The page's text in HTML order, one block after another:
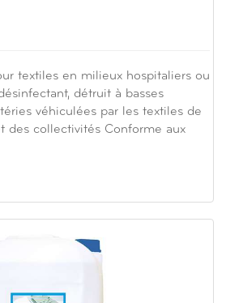
textiles en milieux hospitaliers ou
détruit à basses
véhiculées par les textiles de
des collectivités Conforme aux